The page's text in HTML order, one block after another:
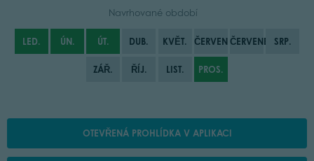
Navrhované období
LED. ÚN. ÚT. DUB. KVĚT. ČERVEN ČERVENECSRP.
ZÁŘ. ŘÍJ. LIST. PROS.
OTEVŘENÁ PROHLÍDKA V APLIKACI